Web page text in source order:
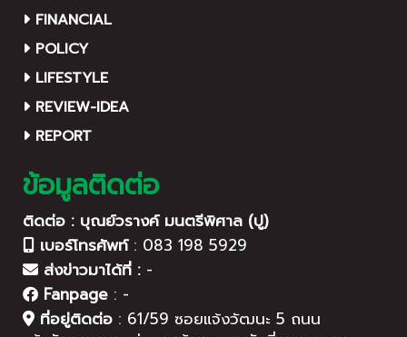
FINANCIAL
POLICY
LIFESTYLE
REVIEW-IDEA
REPORT
ข้อมูลติดต่อ
ติดต่อ : บุณย์วรางค์ มนตรีพิศาล (ปู)
เบอร์โทรศัพท์: 083 198 5929
ส่งข่าวมาได้ที่ : -
Fanpage : -
ที่อยู่ติดต่อ : 61/59 ซอยแจ้งวัฒนะ 5 ถนน